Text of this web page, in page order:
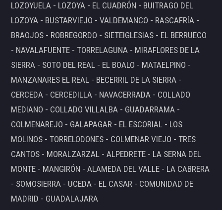
LOZOYUELA - LOZOYA - EL CUADRÓN - BUITRAGO DEL
LOZOYA - BUSTARVIEJO - VALDEMANCO - RASCAFRÍA -
BRAOJOS - ROBREGORDO - SIETEIGLESIAS - EL BERRUECO
- NAVALAFUENTE - TORRELAGUNA - MIRAFLORES DE LA
SIERRA - SOTO DEL REAL - EL BOALO - MATAELPINO -
MANZANARES EL REAL - BECERRIL DE LA SIERRA -
CERCEDA - CERCEDILLA - NAVACERRADA - COLLADO
MEDIANO - COLLADO VILLALBA - GUADARRAMA -
COLMENAREJO - GALAPAGAR - EL ESCORIAL - LOS
MOLINOS - TORRELODONES - COLMENAR VIEJO - TRES
CANTOS - MORALZARZAL - ALPEDRETE - LA SERNA DEL
MONTE - MANGIRÓN - ALAMEDA DEL VALLE - LA CABRERA
- SOMOSIERRA - UCEDA - EL CASAR - COMUNIDAD DE
MADRID - GUADALAJARA